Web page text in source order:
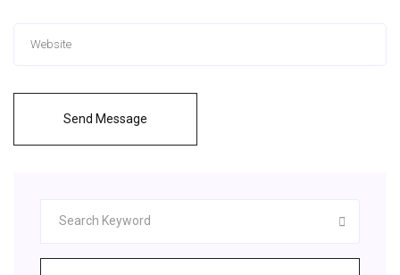
Send Message